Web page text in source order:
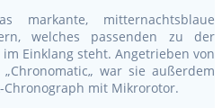
markante, mitternachtsblaue
welches passenden zu der
Einklang steht. Angetrieben von
war sie außerdem
mit Mikrorotor.